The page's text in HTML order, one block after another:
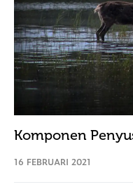
Komponen
16 FEBRUARI 2021